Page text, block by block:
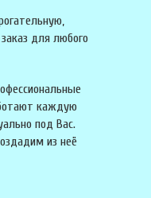
для любого
каждую
под Вас.
из неё